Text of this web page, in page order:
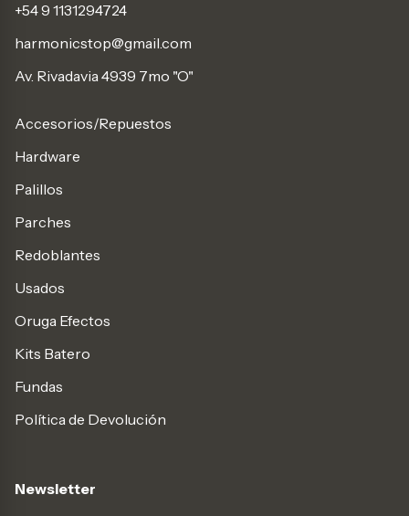
+54 9 1131294724
harmonicstop@gmail.com
Av. Rivadavia 4939 7mo "O"
Accesorios/Repuestos
Hardware
Palillos
Parches
Redoblantes
Usados
Oruga Efectos
Kits Batero
Fundas
Política de Devolución
Newsletter